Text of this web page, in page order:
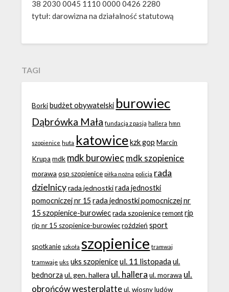
38 2030 0045 1110 0000 0426 2280
tytuł: darowizna na działalność statutową
TAGI
Borki budżet obywatelski burowiec
Dąbrówka Mała fundacja z pasją hallera hmn
szopienice huta katowice kzk gop Marcin
Krupa mdk mdk burowiecmdk szopienice
morawa osp szopienice piłka nożna policja rada
dzielnicy rada jednostki rada jednostki
pomocniczej nr 15 rada jednostki pomocniczej nr
15 szopienice-burowiec rada szopienice remont rjp
rjp nr 15 szopienice-burowiec roździeń sport
spotkanie szkoła szopienice tramwaj
tramwaje uks uks szopienice ul. 11 listopada ul.
bednorza ul. gen. hallera ul. hallera ul. morawa ul.
obrońców westerplatte ul. wiosny ludów